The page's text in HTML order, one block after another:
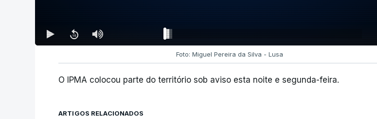
Foto: Miguel Pereira da Silva - Lusa
O IPMA colocou parte do território sob aviso esta noite e segunda-feira.
ARTIGOS RELACIONADOS